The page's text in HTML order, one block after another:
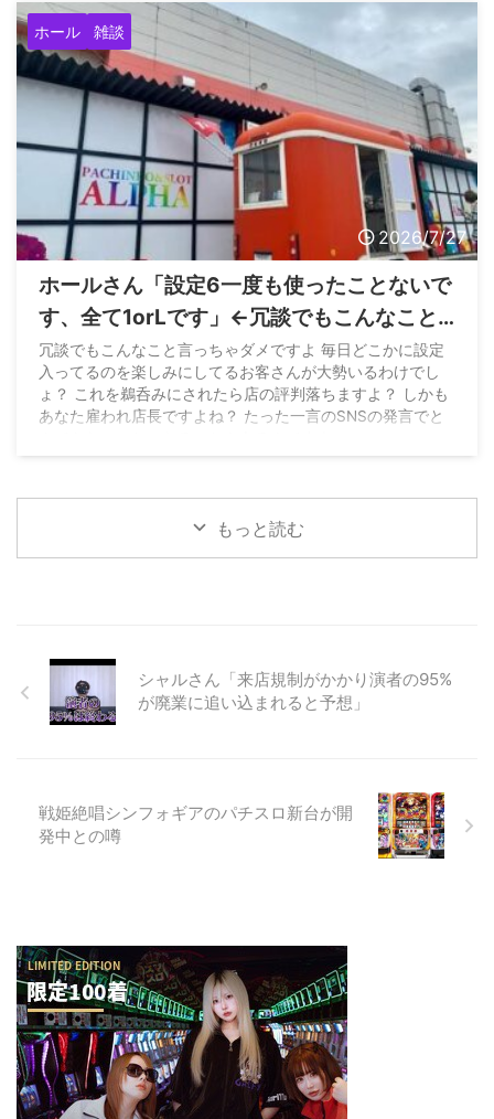
ホール 雑談
2026/7/27
ホールさん「設定6一度も使ったことないで
す、全て1orLです」←冗談でもこんなこと
言っちゃダメとお怒り
冗談でもこんなこと言っちゃダメですよ 毎日どこかに設定
入ってるのを楽しみにしてるお客さんが大勢いるわけでし
ょ？ これを鵜呑みにされたら店の評判落ちますよ？ しかも
あなた雇われ店長ですよね？ たった一言のSNSの発言でと
もっと読む
シャルさん「来店規制がかかり演者の95%
が廃業に追い込まれると予想」
戦姫絶唱シンフォギアのパチスロ新台が開
発中との噂